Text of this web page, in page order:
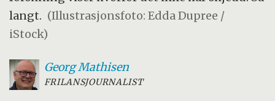
langt. (Illustrasjonsfoto: Edda Dupree /
iStock)
GeorgMathisen
FRILANSJOURNALIST